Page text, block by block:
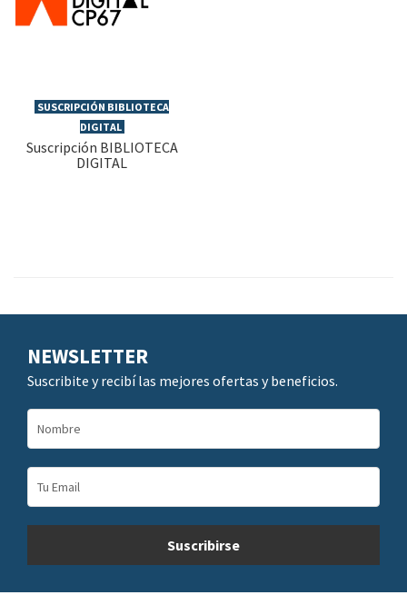
SUSCRIPCIÓN BIBLIOTECA
DIGITAL
Suscripción BIBLIOTECA
DIGITAL
NEWSLETTER
Suscribite y recibí las mejores ofertas y beneficios.